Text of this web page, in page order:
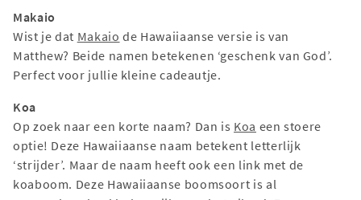
Makaio
Wist je dat Makaio de Hawaiiaanse versie is van
Matthew? Beide namen betekenen ‘geschenk van God’.
Perfect voor jullie kleine cadeautje.
Koa
Op zoek naar een korte naam? Dan is Koa een stoere
optie! Deze Hawaiiaanse naam betekent letterlijk
‘strijder’. Maar de naam heeft ook een link met de
koaboom. Deze Hawaiiaanse boomsoort is al